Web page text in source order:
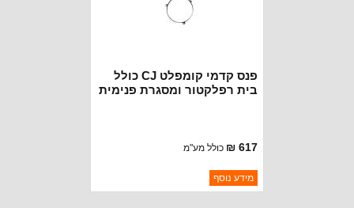
פנס קדמי קומפלט CJ כולל
בית רפלקטור ומסגרת פנימית
617 ₪ כולל מע"מ
ברקוד: 998972
יצרן:OMIX-ADA
מידע נוסף